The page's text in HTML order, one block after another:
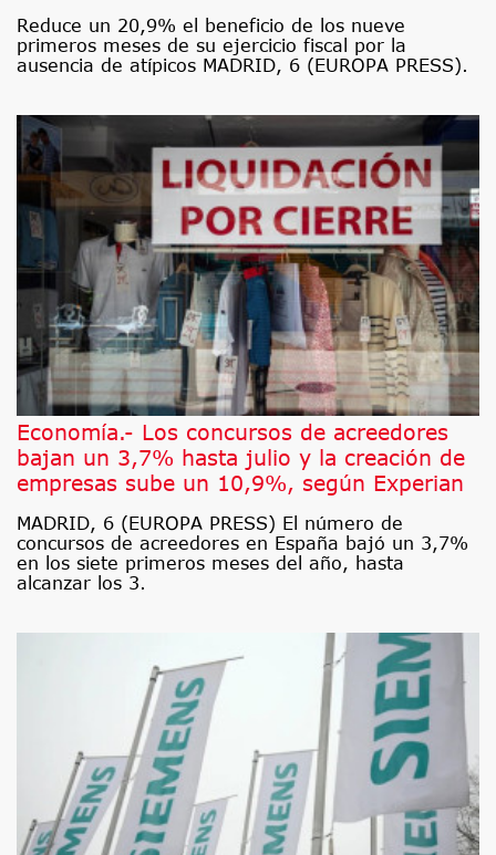
Reduce un 20,9% el beneficio de los nueve
primeros meses de su ejercicio fiscal por la
ausencia de atípicos MADRID, 6 (EUROPA PRESS).
Economía.- Los concursos de acreedores
bajan un 3,7% hasta julio y la creación de
empresas sube un 10,9%, según Experian
MADRID, 6 (EUROPA PRESS) El número de
concursos de acreedores en España bajó un 3,7%
en los siete primeros meses del año, hasta
alcanzar los 3.